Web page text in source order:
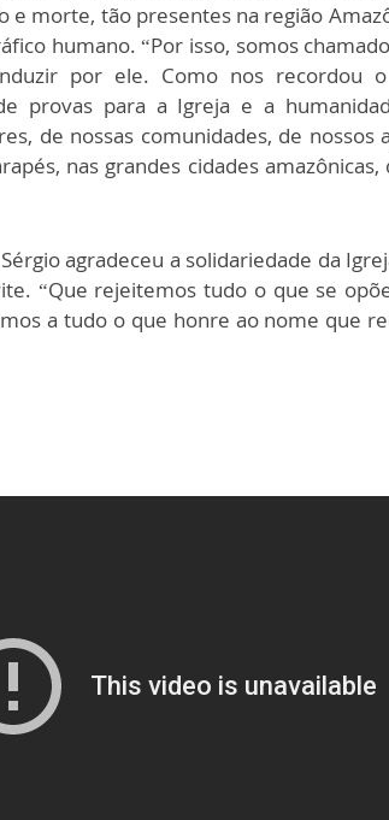
e morte, tão presentes na região
humano. “Por isso, somos
por ele. Como nos recordou
provas para a Igreja e a
de nossas comunidades, de nossos
nas grandes cidades
agradeceu a solidariedade da
“Que rejeitemos tudo o que se
a tudo o que honre ao nome que